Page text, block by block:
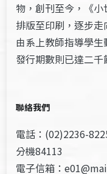
物，創刊至今，《小
排版至印刷，逐步
由系上教師指導學生
發行期數則已達二千
聯絡我們
電話：(02)2236-
分機84113
電子信箱：